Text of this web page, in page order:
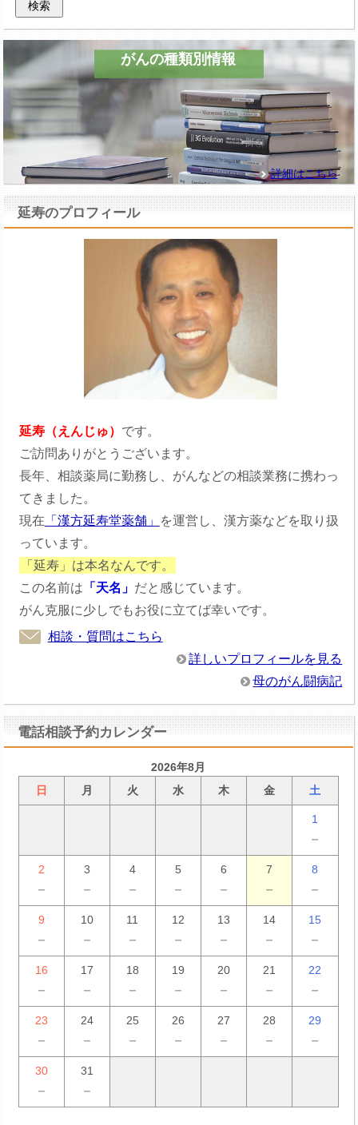
がんの種類別情報
詳細はこちら
延寿のプロフィール
延寿（えんじゅ） です。
ご訪問ありがとうございます。
長年、相談薬局に勤務し、がんなどの相談業務に携わっ
てきました。
現在 「漢方延寿堂薬舗」
を運営し、漢方薬などを取り扱
っています。
「延寿」は本名なんです。
この名前は 「天名」 だと感じています。
がん克服に少しでもお役に立てば幸いです。
相談・質問はこちら
詳しいプロフィールを見る
母のがん闘病記
電話相談予約カレンダー
2026年8月
日
月 火 水 木 金 土
1
－
2
－
3
－
4
－
5
－
6
－
7
－
8
－
9
－
10
－
11
－
12
－
13
－
14
－
15
－
16
－
17
－
18
－
19
－
20
－
21
－
22
－
23
－
24
－
25
－
26
－
27
－
28
－
29
－
30
－
31
－